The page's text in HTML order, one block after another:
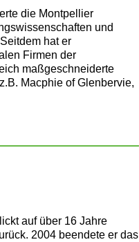
die Montpellier
und
hat er
Firmen der
maßgeschneiderte
Macphie of Glenbervie,
auf über 16 Jahre
2004 beendete er das